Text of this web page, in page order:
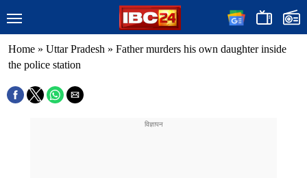
Home » Uttar Pradesh » Father murders his own daughter inside
the police station